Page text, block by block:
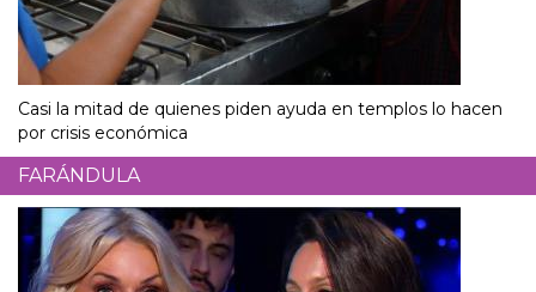
Casi la mitad de quienes piden ayuda en templos lo hacen
por crisis económica
FARÁNDULA